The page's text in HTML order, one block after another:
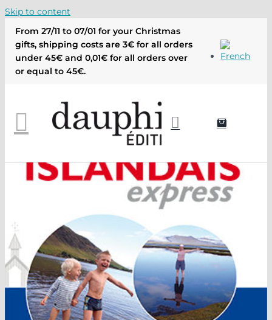
Skip to content
From 27/11 to 07/01 for your Christmas
gifts, shipping costs are 3€ for all orders
under 45€ and 0,01€ for all orders over
or equal to 45€.